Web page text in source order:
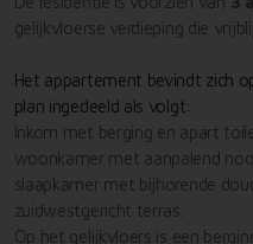
gelijkvloerse verdieping die
Het appartement bevindt zich
plan ingedeeld als volgt:
Inkom met berging en apart
woonkamer met aanpalend
slaapkamer met bijhorende
zuidwestgericht terras.
Op het gelijkvloers is een